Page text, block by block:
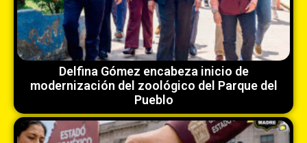
Delfina Gómez encabeza inicio de
modernización del zoológico del Parque del
Pueblo